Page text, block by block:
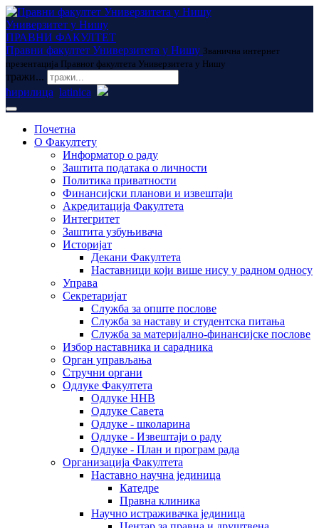
Универзитет у Нишу
ПРАВНИ ФАКУЛТЕТ
Правни факултет Универзитета у Нишу Званична интернет
презентација Правног факултета Универзитета у Нишу
тражи...
ћирилица latinica
Почетна
О Факултету
Информатор о раду
Заштита података о личности
Политика приватности
Финансијски планови и извештаји
Акредитација Факултета
Интегритет
Заштита узбуњивача
Историјат
Декани Факултета
Наставници који више нису у радном односу
Управа
Секретаријат
Служба за опште послове
Служба за наставу и студентска питања
Служба за материјално-финансијске послове
Избор наставника и сарадника
Oрган управљања
Стручни органи
Одлуке Факултета
Одлуке ННВ
Одлуке Савета
Одлуке - школарина
Одлуке - Извештаји о раду
Одлуке - План и програм рада
Организација Факултета
Наставно научна јединица
Катедре
Правна клиника
Научно истраживачка јединица